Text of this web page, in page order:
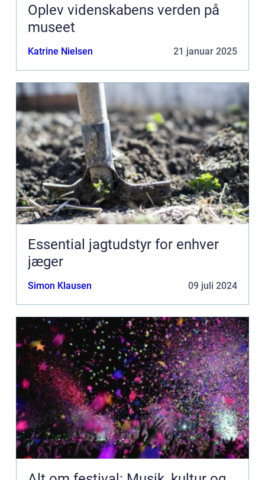
Oplev videnskabens verden på
museet
Katrine Nielsen 21 januar 2025
Essential jagtudstyr for enhver
jæger
Simon Klausen 09 juli 2024